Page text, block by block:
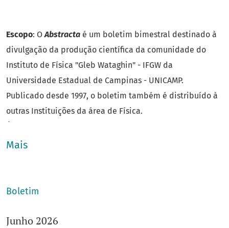
Escopo: OAbstracta é um boletim bimestral destinado à
divulgação da produção científica da comunidade do
Instituto de Física "Gleb Wataghin" - IFGW da
Universidade Estadual de Campinas - UNICAMP.
Publicado desde 1997, o boletim também é distribuído à
outras Instituições da área de Física.
Ano de fundação
E-mail:infobif@ifi.unicamp.br
Mais
Boletim
Junho 2026